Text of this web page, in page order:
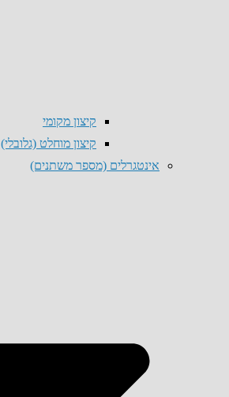
קיצון מקומי
קיצון מוחלט (גלובלי)
אינטגרלים (מספר משתנים)